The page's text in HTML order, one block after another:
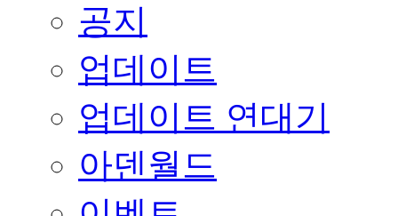
공지
업데이트
업데이트 연대기
아덴월드